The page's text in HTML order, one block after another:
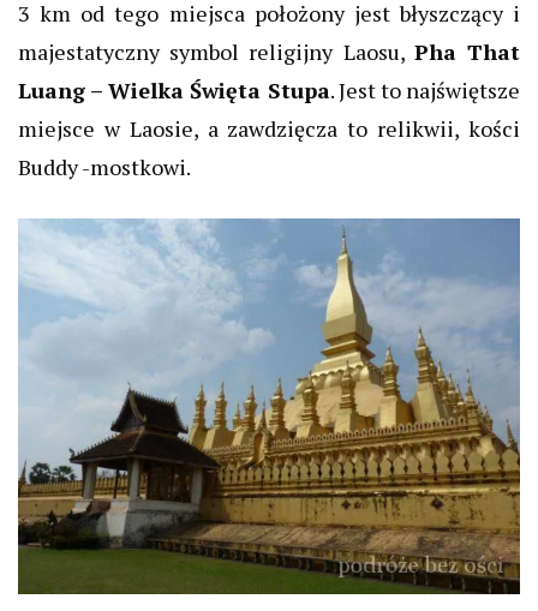
3 km od tego miejsca położony jest błyszczący i
majestatyczny symbol religijny Laosu, Pha That
Luang – Wielka Święta Stupa. Jest to najświętsze
miejsce w Laosie, a zawdzięcza to relikwii, kości
Buddy -mostkowi.